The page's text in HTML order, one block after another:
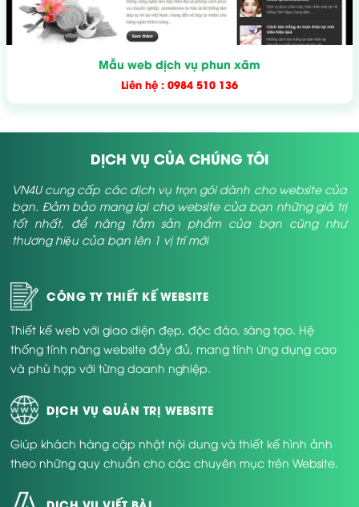
Mẫu web dịch vụ phun xăm
Liên hệ : 0984 510 136
DỊCH VỤ CỦA CHÚNG TÔI
VN4U cung cấp các dịch vụ trọn gói dành cho website của
bạn. Đảm bảo mang lại cho website của bạn những giá trị
tốt nhất, để nâng tầm sản phẩm của bạn cũng như
thương hiệu của bạn lên 1 vị trí mới
CÔNG TY THIẾT KẾ WEBSITE
Thiết kế web với giao diện đẹp, độc đáo, sáng tạo. Hệ
thống tính năng website đầy đủ, mang tính ứng dụng cao
và phù hợp với từng doanh nghiệp.
DỊCH VỤ QUẢN TRỊ WEBSITE
Giúp khách hàng cập nhật nội dung và thiết kế hình ảnh
theo những quy chuẩn cho các chuyên mục trên Website.